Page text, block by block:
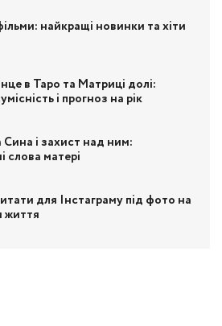
найкращі новинки та хіти
в Таро та Матриці долі:
і прогноз на рік
і захист над ним:
слова матері
для Інстаграму під фото на
життя